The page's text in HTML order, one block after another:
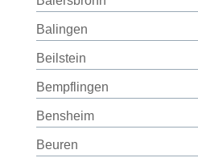
Balingen
Beilstein
Bempflingen
Bensheim
Beuren